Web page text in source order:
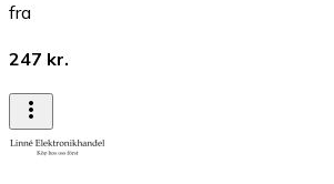
fra
247 kr.